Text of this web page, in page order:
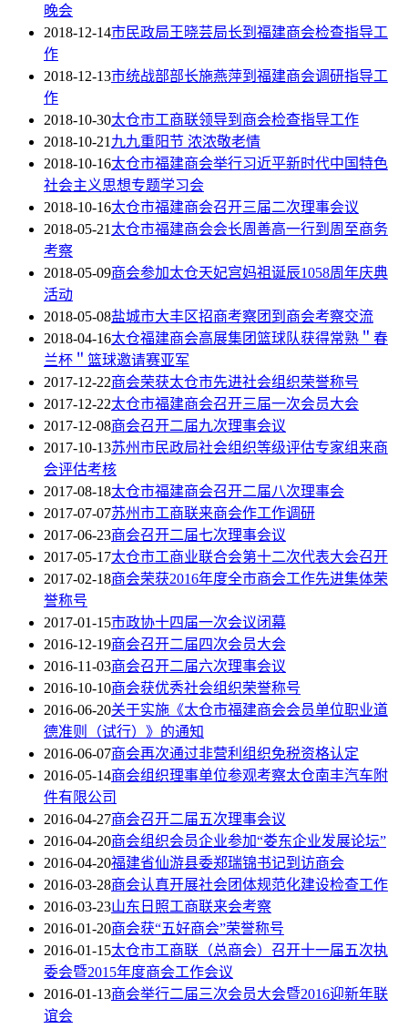
晚会
2018-12-14市民政局王晓芸局长到福建商会检查指导工
作
2018-12-13市统战部部长施燕萍到福建商会调研指导工
作
2018-10-30太仓市工商联领导到商会检查指导工作
2018-10-21九九重阳节 浓浓敬老情
2018-10-16太仓市福建商会举行习近平新时代中国特色
社会主义思想专题学习会
2018-10-16太仓市福建商会召开三届二次理事会议
2018-05-21太仓市福建商会会长周善高一行到周至商务
考察
2018-05-09商会参加太仓天妃宫妈祖诞辰1058周年庆典
活动
2018-05-08盐城市大丰区招商考察团到商会考察交流
2018-04-16太仓福建商会高展集团篮球队获得常熟＂春
兰杯＂篮球邀请赛亚军
2017-12-22商会荣获太仓市先进社会组织荣誉称号
2017-12-22太仓市福建商会召开三届一次会员大会
2017-12-08商会召开二届九次理事会议
2017-10-13苏州市民政局社会组织等级评估专家组来商
会评估考核
2017-08-18太仓市福建商会召开二届八次理事会
2017-07-07苏州市工商联来商会作工作调研
2017-06-23商会召开二届七次理事会议
2017-05-17太仓市工商业联合会第十二次代表大会召开
2017-02-18商会荣获2016年度全市商会工作先进集体荣
誉称号
2017-01-15市政协十四届一次会议闭幕
2016-12-19商会召开二届四次会员大会
2016-11-03商会召开二届六次理事会议
2016-10-10商会获优秀社会组织荣誉称号
2016-06-20关于实施《太仓市福建商会会员单位职业道
德准则（试行）》的通知
2016-06-07商会再次通过非营利组织免税资格认定
2016-05-14商会组织理事单位参观考察太仓南丰汽车附
件有限公司
2016-04-27商会召开二届五次理事会议
2016-04-20商会组织会员企业参加“娄东企业发展论坛”
2016-04-20福建省仙游县委郑瑞锦书记到访商会
2016-03-28商会认真开展社会团体规范化建设检查工作
2016-03-23山东日照工商联来会考察
2016-01-20商会获“五好商会”荣誉称号
2016-01-15太仓市工商联（总商会）召开十一届五次执
委会暨2015年度商会工作会议
2016-01-13商会举行二届三次会员大会暨2016迎新年联
谊会